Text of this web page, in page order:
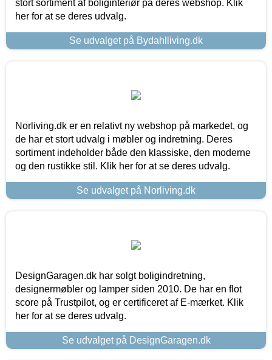
stort sortiment af boliginteriør på deres webshop. Klik
her for at se deres udvalg.
Se udvalget på Bydahlliving.dk
Norliving.dk er en relativt ny webshop på markedet, og
de har et stort udvalg i møbler og indretning. Deres
sortiment indeholder både den klassiske, den moderne
og den rustikke stil. Klik her for at se deres udvalg.
Se udvalget på Norliving.dk
DesignGaragen.dk har solgt boligindretning,
designermøbler og lamper siden 2010. De har en flot
score på Trustpilot, og er certificeret af E-mærket. Klik
her for at se deres udvalg.
Se udvalget på DesignGaragen.dk